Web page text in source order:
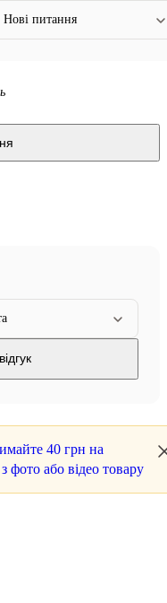
Нові питання
40 грн на
фото або відео товару